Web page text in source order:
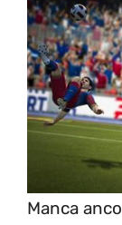
Manca